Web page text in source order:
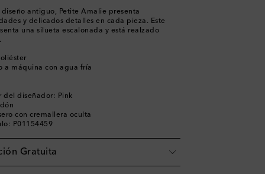
antiguo, Petite Amalie presenta
y delicados detalles en cada pieza. Este
una silueta escalonada y está realzado
a máquina con agua fría
del diseñador: Pink
con cremallera oculta
P01154459
Gratuita